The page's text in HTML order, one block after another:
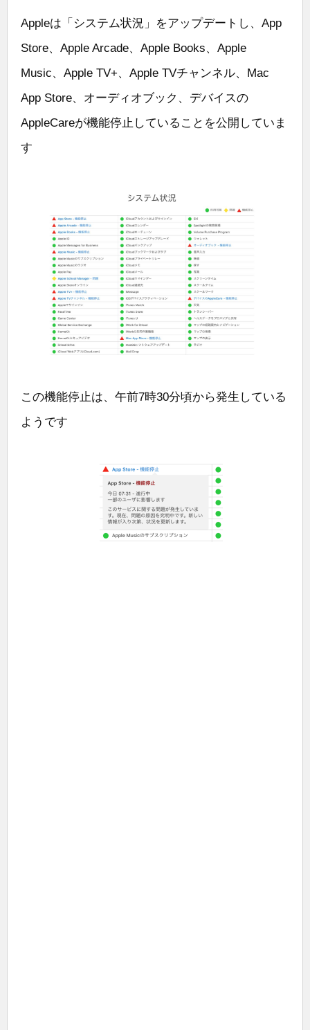
Appleは「システム状況」をアップデートし、App
Store、Apple Arcade、Apple Books、Apple
Music、Apple TV+、Apple TVチャンネル、Mac
App Store、オーディオブック、デバイスの
AppleCareが機能停止していることを公開していま
す
この機能停止は、午前7時30分頃から発生している
ようです